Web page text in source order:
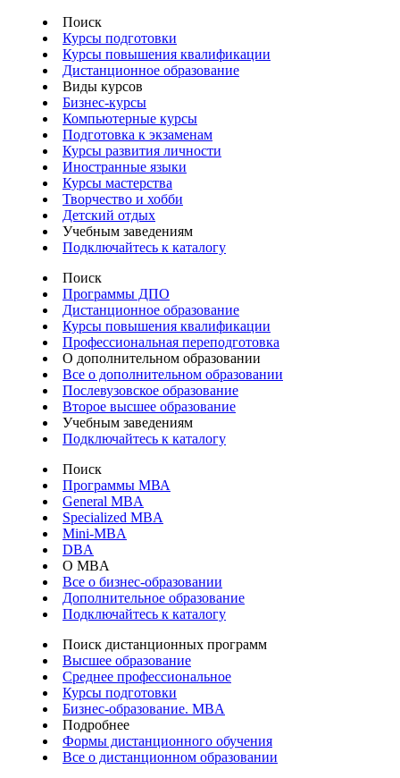
Поиск
Курсы подготовки
Курсы повышения квалификации
Дистанционное образование
Виды курсов
Бизнес-курсы
Компьютерные курсы
Подготовка к экзаменам
Курсы развития личности
Иностранные языки
Курсы мастерства
Творчество и хобби
Детский отдых
Учебным заведениям
Подключайтесь к каталогу
Поиск
Программы ДПО
Дистанционное образование
Курсы повышения квалификации
Профессиональная переподготовка
О дополнительном образовании
Все о дополнительном образовании
Послевузовское образование
Второе высшее образование
Учебным заведениям
Подключайтесь к каталогу
Поиск
Программы МВА
General MBA
Specialized MBA
Mini-MBA
DBA
О MBA
Все о бизнес-образовании
Дополнительное образование
Подключайтесь к каталогу
Поиск дистанционных программ
Высшее образование
Среднее профессиональное
Курсы подготовки
Бизнес-образование. MBA
Подробнее
Формы дистанционного обучения
Все о дистанционном образовании